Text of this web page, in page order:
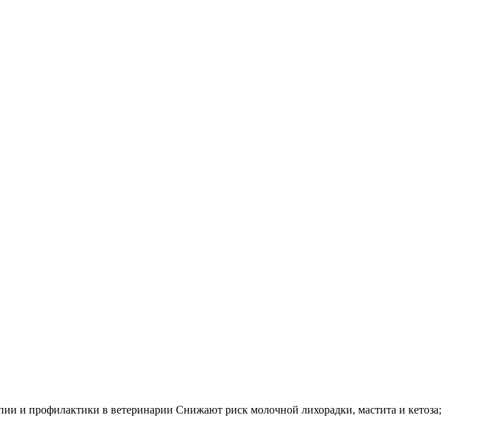
и профилактики в ветеринарии Снижают риск молочной лихорадки, мастита и кетоза;